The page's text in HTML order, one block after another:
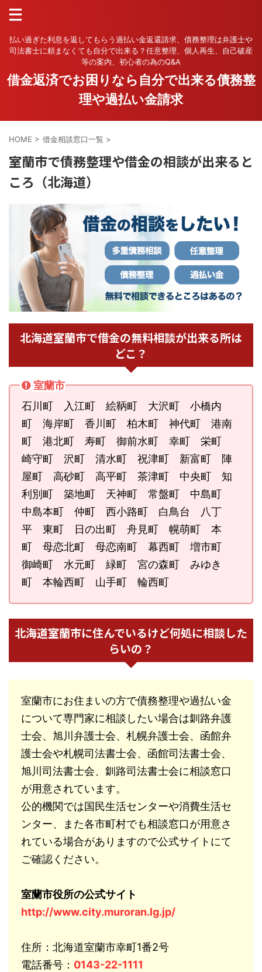
払い過ぎた利息を返してもらう過払い金返還請求、債務整理は弁護士や
司法書士に頼まなくても自分で出来る？任意整理、個人再生、自己破産
等の案内、初心者の為のQ&A
借金返済でお困りなら自分で出来る債務整
理や過払い金請求
HOME > 借金相談窓口一覧 >
室蘭市で債務整理や借金の相談が出来ると
ころ（北海道）
北海道室蘭市で借金の無料相談が出来る所は
どこ？
室蘭市
石川町 入江町 絵鞆町 大沢町 小橋内
町 海岸町 香川町 柏木町 神代町 港南
町 港北町 寿町 御前水町 幸町 栄町
崎守町 沢町 清水町 祝津町 新富町 陣
屋町 高砂町 高平町 茶津町 中央町 知
利別町 築地町 天神町 常盤町 中島町
中島本町 仲町 西小路町 白鳥台 八丁
平 東町 日の出町 舟見町 幌萌町 本
町 母恋北町 母恋南町 幕西町 増市町
御崎町 水元町 緑町 宮の森町 みゆき
町 本輪西町 山手町 輪西町
北海道室蘭市に住んでいるけど何処に相談した
らいの？
室蘭市にお住まいの方で債務整理や過払い金
について専門家に相談したい場合は釧路弁護
士会、旭川弁護士会、札幌弁護士会、函館弁
護士会や札幌司法書士会、函館司法書士会、
旭川司法書士会、釧路司法書士会に相談窓口
が用意されています。
公的機関では国民生活センターや消費生活セ
ンター、また各市町村でも相談窓口が用意さ
れている場合がありますので公式サイトにて
ご確認ください。
室蘭市役所の公式サイト
http://www.city.muroran.lg.jp/
住所：北海道室蘭市幸町1番2号
電話番号： 0143-22-1111